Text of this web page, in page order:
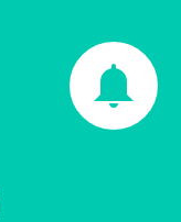

